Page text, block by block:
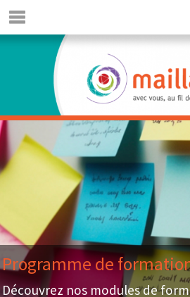
Programme de
Découvrez nos modules de